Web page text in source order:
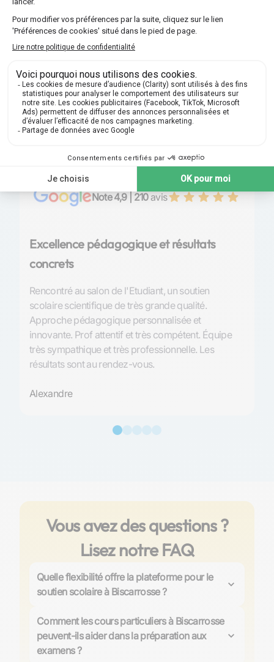
Note 4,9 | 210avis
Excellence pédagogique et résultats
concrets
Rencontré au salon de l'Etudiant, un soutien
scolaire scientifique de très grande qualité.
Approche pédagogique personnalisée et
innovante. Prof attentif et très compétent. Équipe
très sympathique et très professionnelle. Les
résultats sont au rendez-vous.
Alexandre
Vous avez des questions ?
Lisez notre FAQ
Quelle flexibilité offre la plateforme pour le
soutien scolaire à Biscarrosse ?
particuliers à Biscarrosse, avec des options de cours à
domicile ou en ligne
. Les horaires sont adaptables
selon les disponibilités des élèves, et il est possible de
choisir entre un accompagnement régulier ou
Comment les cours particuliers à Biscarrosse
peuvent-ils aider dans la préparation aux
examens ?